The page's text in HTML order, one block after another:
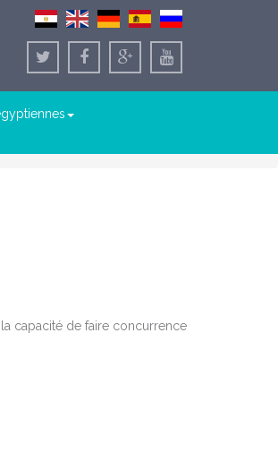
capacité de faire concurrence